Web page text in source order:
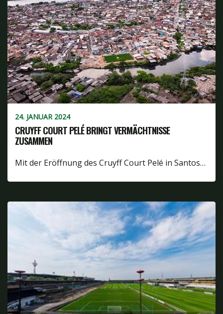
24. JANUAR 2024
CRUYFF COURT PELÉ BRINGT VERMÄCHTNISSE
ZUSAMMEN
Mit der Eröffnung des Cruyff Court Pelé in Santos…